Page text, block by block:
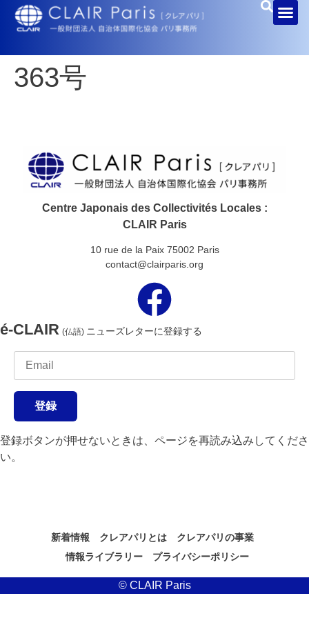
363号
Centre Japonais des Collectivités Locales :
CLAIR Paris
10 rue de la Paix 75002 Paris
contact@clairparis.org
é-CLAIR (仏語) ニューズレターに登録する
登録
登録ボタンが押せないときは、ページを再読み込みしてくださ
い。
新着情報 クレアパリとは
クレアパリの事業
情報ライブラリー
プライバシーポリシー
© CLAIR Paris